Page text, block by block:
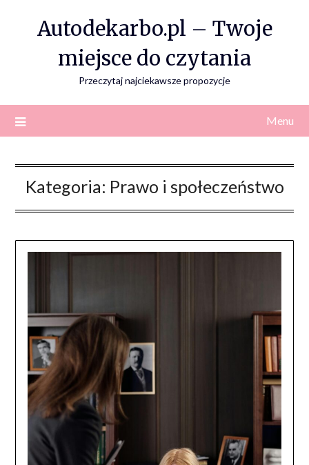
Autodekarbo.pl – Twoje
miejsce do czytania
Przeczytaj najciekawsze propozycje
Menu
Kategoria: Prawo i społeczeństwo